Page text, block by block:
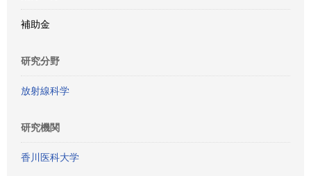
補助金
研究分野
放射線科学
研究機関
香川医科大学